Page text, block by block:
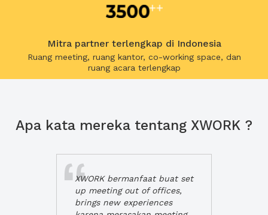
Mitra partner terlengkap di Indonesia
Ruang meeting, ruang kantor, co-working space, dan
ruang acara terlengkap
Apa kata mereka tentang XWORK ?
XWORK bermanfaat buat set
up meeting out of offices,
brings new experiences